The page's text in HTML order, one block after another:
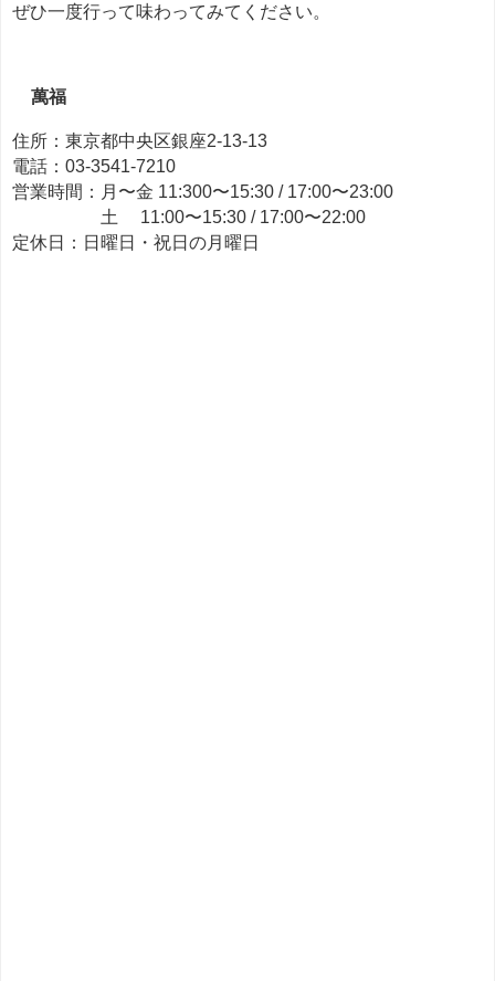
ぜひ一度行って味わってみてください。
萬福
住所：東京都中央区銀座2-13-13
電話：03-3541-7210
営業時間：月〜金 11:300〜15:30 / 17:00〜23:00
土 11:00〜15:30 / 17:00〜22:00
定休日：日曜日・祝日の月曜日